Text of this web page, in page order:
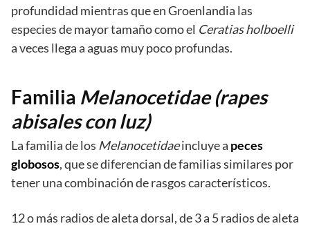
profundidad mientras que en Groenlandia las
especies de mayor tamaño como el Ceratias holboelli
a veces llega a aguas muy poco profundas.
Familia Melanocetidae (rapes
abisales con luz)
La familia de los Melanocetidaeincluye a peces
globosos, que se diferencian de familias similares por
tener una combinación de rasgos característicos.
12 o más radios de aleta dorsal, de 3 a 5 radios de aleta